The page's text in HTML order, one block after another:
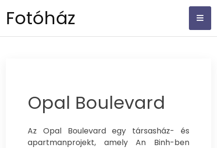
Fotóház
Opal Boulevard
Az Opal Boulevard egy társasház- és
apartmanprojekt, amely An Binh-ben